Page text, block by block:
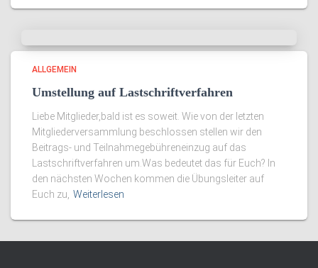
ALLGEMEIN
Umstellung auf Lastschriftverfahren
Liebe Mitglieder,bald ist es soweit. Wie von der letzten
Mitgliederversammlung beschlossen stellen wir den
Beitrags- und Teilnahmegebühreneinzug auf das
Lastschriftverfahren um.Was bedeutet das für Euch? In
den nächsten Wochen kommen die Übungsleiter auf
Euch zu, Weiterlesen